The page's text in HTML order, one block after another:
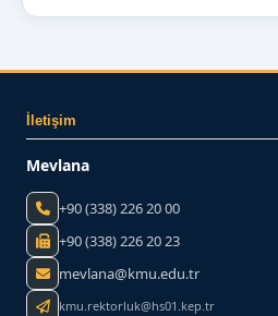
İletişim
Mevlana
+90 (338) 226 20 00
+90 (338) 226 20 23
mevlana@kmu.edu.tr
kmu.rektorluk@hs01.kep.tr